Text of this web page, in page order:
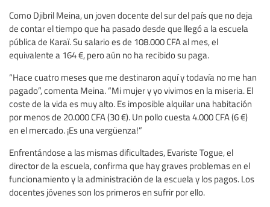
Como Djibril Meina, un joven docente del sur del país que no deja
de contar el tiempo que ha pasado desde que llegó a la escuela
pública de Karaï. Su salario es de 108.000 CFA al mes, el
equivalente a 164 €, pero aún no ha recibido su paga.
“Hace cuatro meses que me destinaron aquí y todavía no me han
pagado”, comenta Meina. “Mi mujer y yo vivimos en la miseria. El
coste de la vida es muy alto. Es imposible alquilar una habitación
por menos de 20.000 CFA (30 €). Un pollo cuesta 4.000 CFA (6 €)
en el mercado. ¡Es una vergüenza!”
Enfrentándose a las mismas dificultades, Evariste Togue, el
director de la escuela, confirma que hay graves problemas en el
funcionamiento y la administración de la escuela y los pagos. Los
docentes jóvenes son los primeros en sufrir por ello.